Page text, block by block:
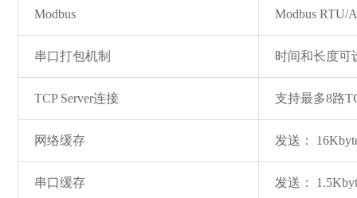
Modbus Modbus RTU/
串口打包机制 时间和长度可
TCP Server连接 支持最多8路
网络缓存 发送：
串口缓存 发送：